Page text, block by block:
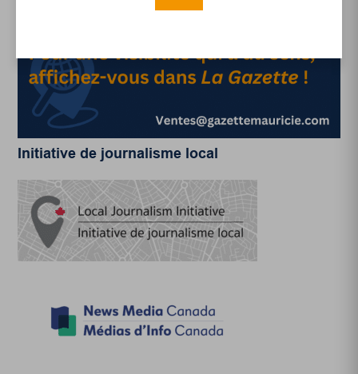
Initiative de journalisme local